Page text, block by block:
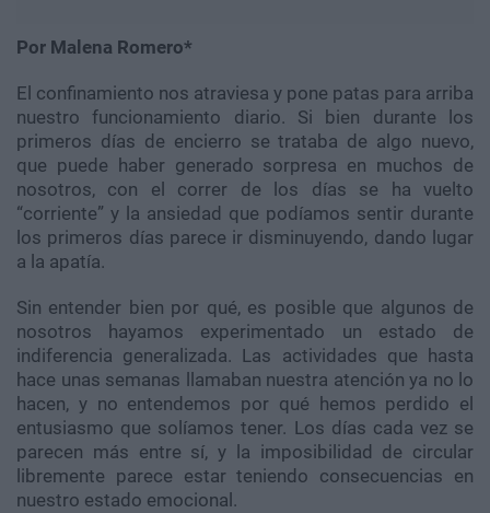
Por Malena Romero*
El confinamiento nos atraviesa y pone patas para arriba
nuestro funcionamiento diario. Si bien durante los
primeros días de encierro se trataba de algo nuevo,
que puede haber generado sorpresa en muchos de
nosotros, con el correr de los días se ha vuelto
“corriente” y la ansiedad que podíamos sentir durante
los primeros días parece ir disminuyendo, dando lugar
a la apatía.
Sin entender bien por qué, es posible que algunos de
nosotros hayamos experimentado un estado de
indiferencia generalizada. Las actividades que hasta
hace unas semanas llamaban nuestra atención ya no lo
hacen, y no entendemos por qué hemos perdido el
entusiasmo que solíamos tener. Los días cada vez se
parecen más entre sí, y la imposibilidad de circular
libremente parece estar teniendo consecuencias en
nuestro estado emocional.